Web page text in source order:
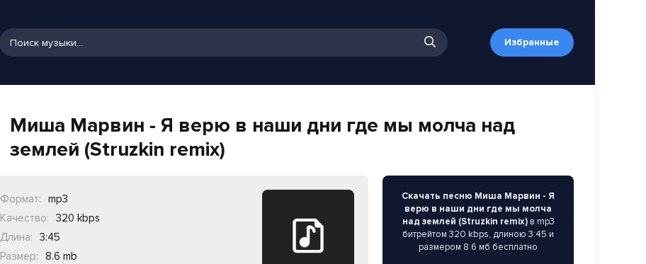
Избранные
Миша Марвин - Я верю в наши дни где мы молча над
землей (Struzkin remix)
Формат:
mp3
Качество:
320 kbps
Длина:
3:45
Размер:
8.6 mb
Скачать песню Миша Марвин - Я
верю в наши дни где мы молча
над землей (Struzkin remix)в mp3
битрейтом 320 kbps, длиною 3:45 и
размером 8.6 мб бесплатно